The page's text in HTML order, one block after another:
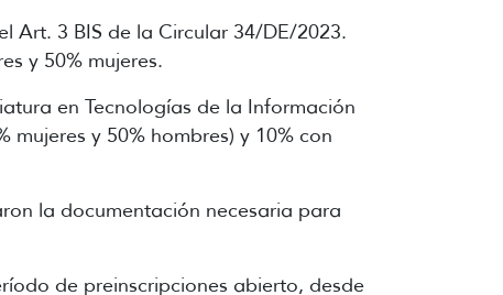
Art. 3 BIS de la Circular 34/DE/2023.
y 50% mujeres.
en Tecnologías de la Información
y 50% hombres) y 10% con
la documentación necesaria para
de preinscripciones abierto, desde